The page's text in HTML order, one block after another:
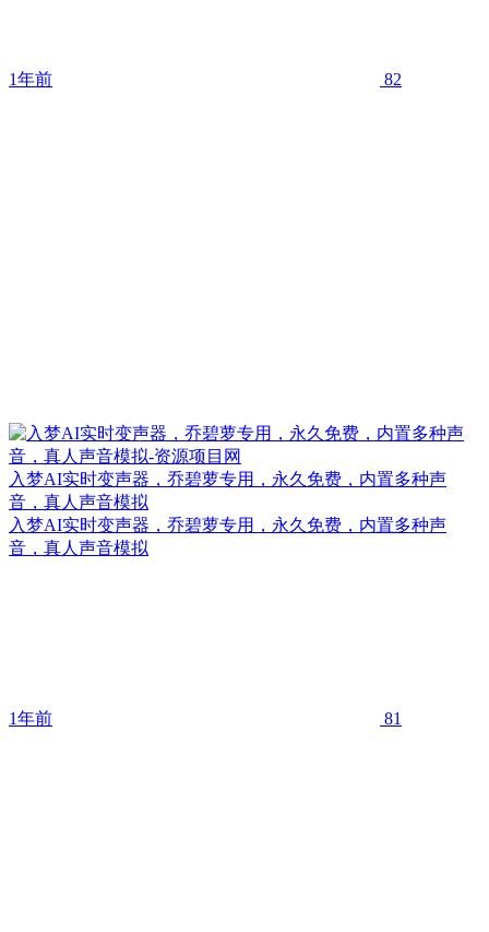
1年前 82
入梦AI实时变声器，乔碧萝专用，永久免费，内置多种声
音，真人声音模拟
入梦AI实时变声器，乔碧萝专用，永久免费，内置多种声
音，真人声音模拟
1年前 81